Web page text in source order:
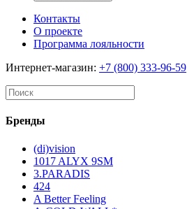
Контакты
О проекте
Программа лояльности
Интернет-магазин: +7 (800) 333-96-59
Бренды
(di)vision
1017 ALYX 9SM
3.PARADIS
424
A Better Feeling